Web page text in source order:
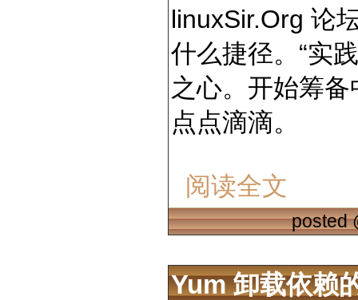
linuxSir.Org 论
什么捷径。“实
之心。开始筹
点点滴滴。
阅读全文
posted
Yum 卸载依赖